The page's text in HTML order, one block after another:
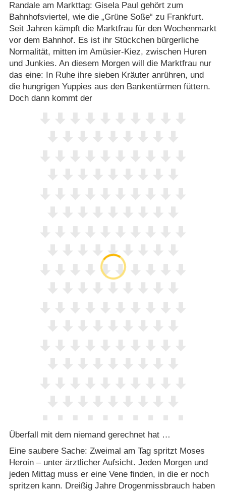
Randale am Markttag: Gisela Paul gehört zum
Bahnhofsviertel, wie die „Grüne Soße“ zu Frankfurt.
Seit Jahren kämpft die Marktfrau für den Wochenmarkt
vor dem Bahnhof. Es ist ihr Stückchen bürgerliche
Normalität, mitten im Amüsier-Kiez, zwischen Huren
und Junkies. An diesem Morgen will die Marktfrau nur
das eine: In Ruhe ihre sieben Kräuter anrühren, und
die hungrigen Yuppies aus den Bankentürmen füttern.
Doch dann kommt der
Überfall mit dem niemand gerechnet hat …
Eine saubere Sache: Zweimal am Tag spritzt Moses
Heroin – unter ärztlicher Aufsicht. Jeden Morgen und
jeden Mittag muss er eine Vene finden, in die er noch
spritzen kann. Dreißig Jahre Drogenmissbrauch haben